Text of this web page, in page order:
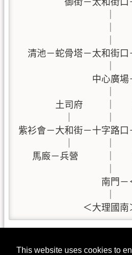
This website uses cookies to
                   ｜
｜
｜
清池－蛇骨塔－太和街
｜
中心廣
｜
土司府     ｜
｜       ｜
紫衫會－大和街－十字路
｜       ｜
馬廄－兵營      ｜
                   ｜
南門－
                   ｜
＜大理國南
map_dali.txt· 上一次變